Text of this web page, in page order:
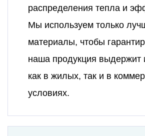
распределения тепла и
Мы используем только
материалы, чтобы
наша продукция выдержит
как в жилых, так и в
условиях.